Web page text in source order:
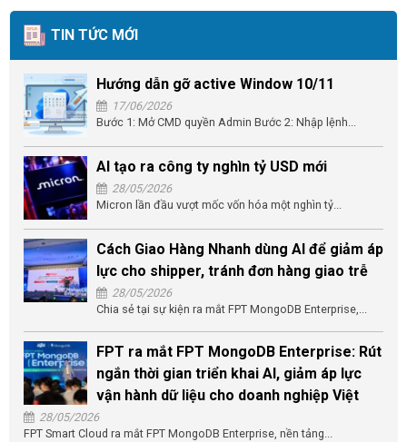
TIN TỨC MỚI
Hướng dẫn gỡ active Window 10/11
17/06/2026
Bước 1: Mở CMD quyền Admin Bước 2: Nhập lệnh...
AI tạo ra công ty nghìn tỷ USD mới
28/05/2026
Micron lần đầu vượt mốc vốn hóa một nghìn tỷ...
Cách Giao Hàng Nhanh dùng AI để giảm áp
lực cho shipper, tránh đơn hàng giao trễ
28/05/2026
Chia sẻ tại sự kiện ra mắt FPT MongoDB Enterprise,...
FPT ra mắt FPT MongoDB Enterprise: Rút
ngắn thời gian triển khai AI, giảm áp lực
vận hành dữ liệu cho doanh nghiệp Việt
28/05/2026
FPT Smart Cloud ra mắt FPT MongoDB Enterprise, nền tảng...